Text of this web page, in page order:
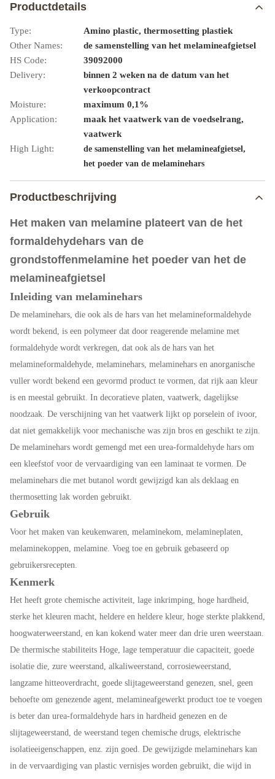
Productdetails
Type:
Amino plastic, thermosetting plastiek
Other Names:
de samenstelling van het melamineafgietsel
HS Code:
39092000
Delivery:
binnen 2 weken na de datum van het
verkoopcontract
Moisture:
maximum 0,1%
Application:
maak het vaatwerk van de voedselrang,
vaatwerk
High Light:
de samenstelling van het melamineafgietsel,
het poeder van de melaminehars
Productbeschrijving
Het maken van melamine plateert van de het
formaldehydehars van de
grondstoffenmelamine het poeder van het de
melamineafgietsel
Inleiding van melaminehars
De melaminehars, die ook als de hars van het melamineformaldehyde
wordt bekend, is een polymeer dat door reagerende melamine met
formaldehyde wordt verkregen, dat ook als de hars van het
melamineformaldehyde, melaminehars, melaminehars en anorganische
vuller wordt bekend een gevormd product te vormen, dat rijk aan kleur
is en meestal gebruikt. In decoratieve platen, vaatwerk, dagelijkse
noodzaak. De verschijning van het vaatwerk lijkt op porselein of ivoor,
dat niet gemakkelijk voor mechanische was zijn bros en geschikt te zijn.
De melaminehars wordt gemengd met een urea-formaldehyde hars om
een kleefstof voor de vervaardiging van een laminaat te vormen. De
melaminehars die met butanol wordt gewijzigd kan als deklaag en
thermosetting lak worden gebruikt.
Gebruik
Voor het maken van keukenwaren, melaminekom, melamineplaten,
melaminekoppen, melamine. Voeg toe en gebruik gebaseerd op
gebruikersrecepten.
Kenmerk
Het heeft grote chemische activiteit, lage inkrimping, hoge hardheid,
sterke het kleuren macht, heldere en heldere kleur, hoge sterkte plakkend,
hoogwaterweerstand, en kan kokend water meer dan drie uren weerstaan.
De thermische stabiliteits Hoge, lage temperatuur die capaciteit, goede
isolatie die, zure weerstand, alkaliweerstand, corrosieweerstand,
langzame hitteoverdracht, goede slijtageweerstand genezen, snel, geen
behoefte om genezende agent, melamineafgewerkt product toe te voegen
is beter dan urea-formaldehyde hars in hardheid genezen en de
slijtageweerstand, de weerstand tegen chemische drugs, elektrische
isolatieeigenschappen, enz. zijn goed. De gewijzigde melaminehars kan
in de vervaardiging van plastic vernisjes worden gebruikt, die wijd in